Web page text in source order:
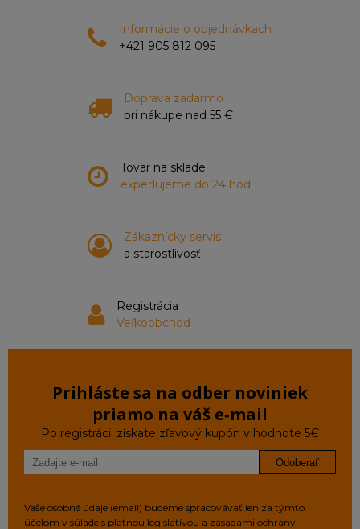
Informácie o objednávkach
+421 905 812 095
Doprava zadarmo
pri nákupe nad 55 €
Tovar na sklade
expedujeme do 24 hod.
Zákaznícky servis
a starostlivosť
Registrácia
Veľkoobchod
Prihláste sa na odber noviniek
priamo na váš e‑mail
Po registrácii získate zľavový kupón v hodnote 5€
Odoberať
Vaše osobné údaje (email) budeme spracovávať len za týmto
účelom v súlade s platnou legislatívou a zásadami ochrany